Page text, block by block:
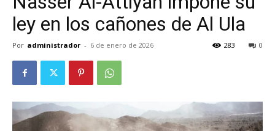
ley en los cañones de Al Ula
Por administrador - 6 de enero de 2026 0
283